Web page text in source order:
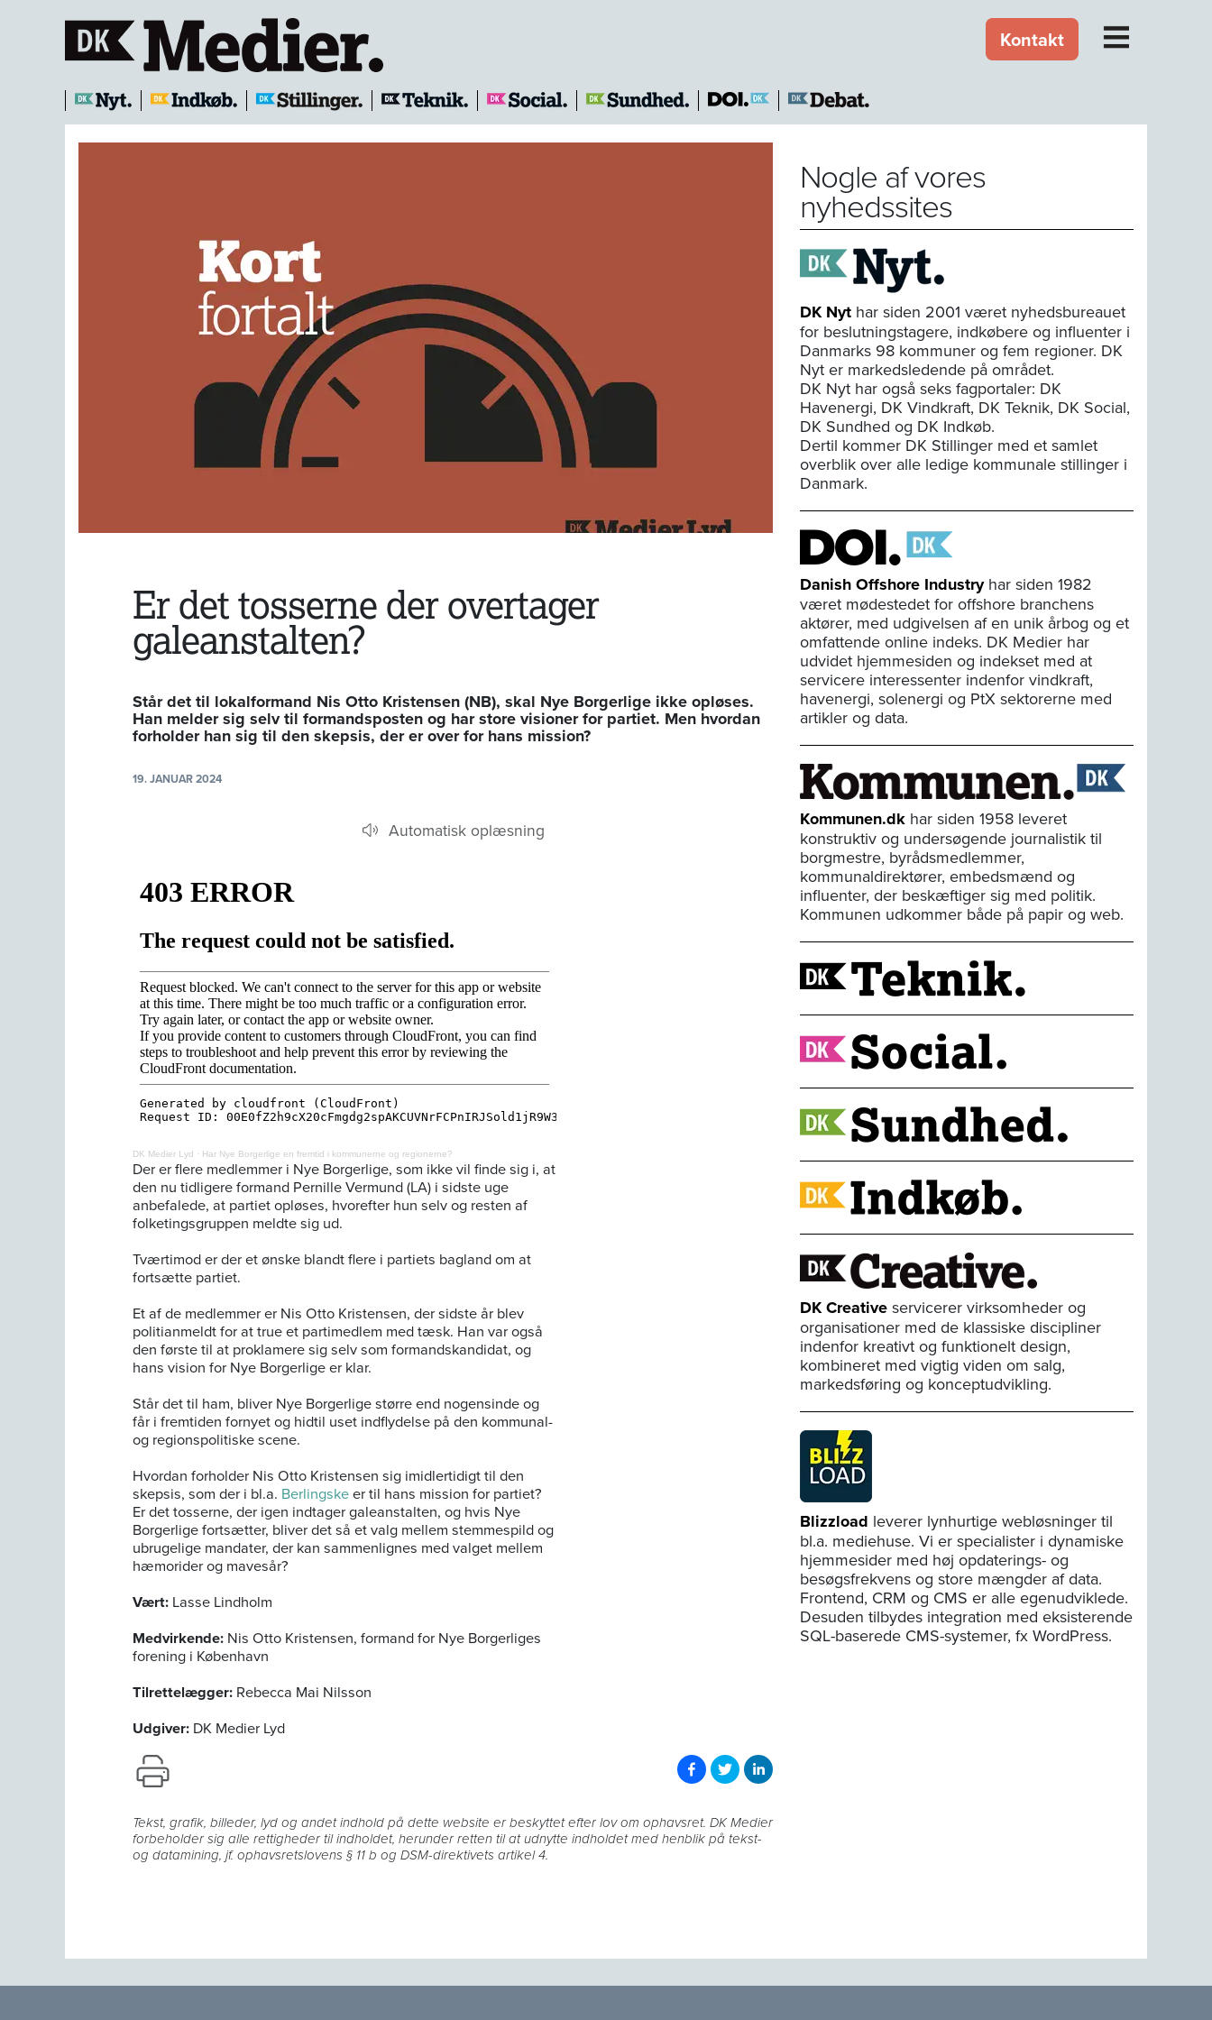
Kontakt
Er det tosserne der overtager
galeanstalten?
Står det til lokalformand Nis Otto Kristensen (NB), skal Nye Borgerlige ikke opløses.
Han melder sig selv til formandsposten og har store visioner for partiet. Men hvordan
forholder han sig til den skepsis, der er over for hans mission?
19. JANUAR 2024
Automatisk oplæsning
DK Medier Lyd · Har Nye Borgerlige en fremtid i kommunerne og regionerne?
Der er flere medlemmer i Nye Borgerlige, som ikke vil finde sig i, at
den nu tidligere formand Pernille Vermund (LA) i sidste uge
anbefalede, at partiet opløses, hvorefter hun selv og resten af
folketingsgruppen meldte sig ud.
Tværtimod er der et ønske blandt flere i partiets bagland om at
fortsætte partiet.
Et af de medlemmer er Nis Otto Kristensen, der sidste år blev
politianmeldt for at true et partimedlem med tæsk. Han var også
den første til at proklamere sig selv som formandskandidat, og
hans vision for Nye Borgerlige er klar.
Står det til ham, bliver Nye Borgerlige større end nogensinde og
får i fremtiden fornyet og hidtil uset indflydelse på den kommunal-
og regionspolitiske scene.
Hvordan forholder Nis Otto Kristensen sig imidlertidigt til den
skepsis, som der i bl.a. Berlingskeer til hans mission for partiet?
Er det tosserne, der igen indtager galeanstalten, og hvis Nye
Borgerlige fortsætter, bliver det så et valg mellem stemmespild og
ubrugelige mandater, der kan sammenlignes med valget mellem
hæmorider og mavesår?
Vært: Lasse Lindholm
Medvirkende: Nis Otto Kristensen, formand for Nye Borgerliges
forening i København
Tilrettelægger: Rebecca Mai Nilsson
Udgiver: DK Medier Lyd
Tekst, grafik, billeder, lyd og andet indhold på dette website er beskyttet efter lov om ophavsret. DK Medier
forbeholder sig alle rettigheder til indholdet, herunder retten til at udnytte indholdet med henblik på tekst-
og datamining, jf. ophavsretslovens § 11 b og DSM-direktivets artikel 4.
Nogle af vores
nyhedssites
DK Nyt har siden 2001 været nyhedsbureauet
for beslutningstagere, indkøbere og influenter i
Danmarks 98 kommuner og fem regioner. DK
Nyt er markedsledende på området.
DK Nyt har også seks fagportaler: DK
Havenergi, DK Vindkraft, DK Teknik, DK Social,
DK Sundhed og DK Indkøb.
Dertil kommer DK Stillinger med et samlet
overblik over alle ledige kommunale stillinger i
Danmark.
Danish Offshore Industry har siden 1982
været mødestedet for offshore branchens
aktører, med udgivelsen af en unik årbog og et
omfattende online indeks. DK Medier har
udvidet hjemmesiden og indekset med at
servicere interessenter indenfor vindkraft,
havenergi, solenergi og PtX sektorerne med
artikler og data.
Kommunen.dk har siden 1958 leveret
konstruktiv og undersøgende journalistik til
borgmestre, byrådsmedlemmer,
kommunaldirektører, embedsmænd og
influenter, der beskæftiger sig med politik.
Kommunen udkommer både på papir og web.
DK Creative servicerer virksomheder og
organisationer med de klassiske discipliner
indenfor kreativt og funktionelt design,
kombineret med vigtig viden om salg,
markedsføring og konceptudvikling.
Blizzload leverer lynhurtige webløsninger til
bl.a. mediehuse. Vi er specialister i dynamiske
hjemmesider med høj opdaterings- og
besøgsfrekvens og store mængder af data.
Frontend, CRM og CMS er alle egenudviklede.
Desuden tilbydes integration med eksisterende
SQL-baserede CMS-systemer, fx WordPress.